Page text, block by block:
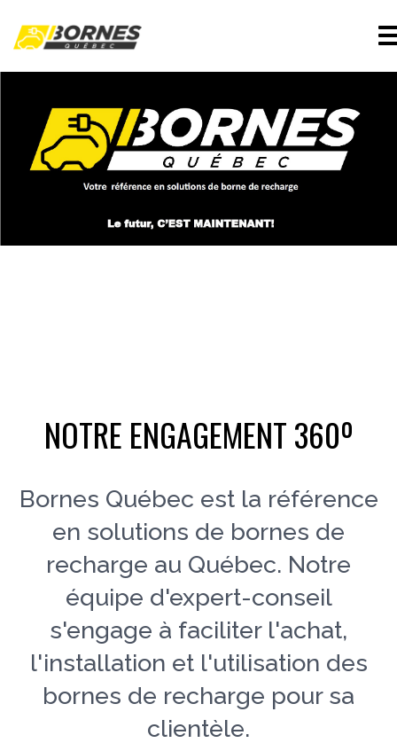
LE FUTUR, C'EST MAINTENANT!
LA RÉFÉRENCE EN
SOLUTIONS DE BORNES
DE RECHARGE AU QUÉBEC
LE FUTUR, C'EST MAINTENANT!
NOTRE ENGAGEMENT 360º
Bornes Québec est la référence
en solutions de bornes de
recharge au Québec. Notre
équipe d'expert-conseil
s'engage à faciliter l'achat,
l'installation et l'utilisation des
bornes de recharge pour sa
clientèle.